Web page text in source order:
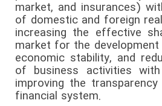
market, and insurances)
of domestic and foreign
increasing the effective
market for the
economic stability, and
of business activities
improving the
financial system.